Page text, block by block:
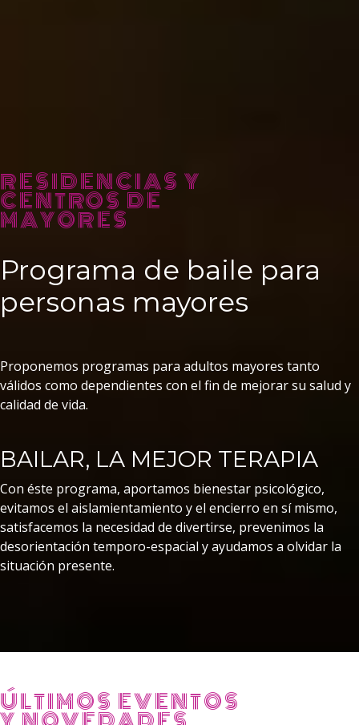
RESIDENCIAS Y
CENTROS DE
MAYORES
Programa de baile para
personas mayores
Proponemos programas para adultos mayores tanto
válidos como dependientes con el fin de mejorar su salud y
calidad de vida.
BAILAR, LA MEJOR TERAPIA
Con éste programa, aportamos bienestar psicológico,
evitamos el aislamientamiento y el encierro en sí mismo,
satisfacemos la necesidad de divertirse, prevenimos la
desorientación temporo-espacial y ayudamos a olvidar la
situación presente.